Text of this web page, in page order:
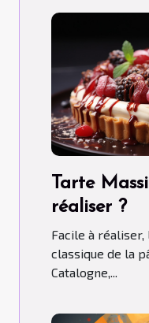
Tarte
réaliser ?
Facile à réaliser,
classique de la
Catalogne,...